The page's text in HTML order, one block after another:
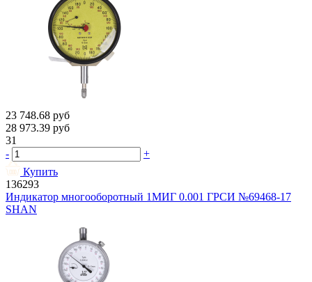
23 748.68 руб
28 973.39 руб
31
-
+
Купить
136293
Индикатор многооборотный 1МИГ 0.001 ГРСИ №69468-17
SHAN